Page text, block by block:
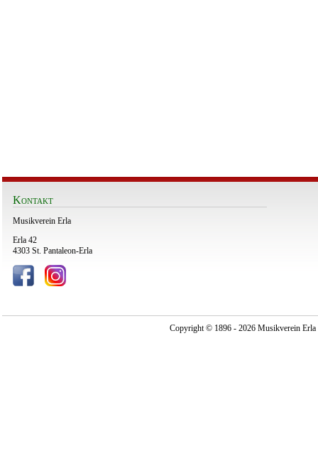
Kontakt
Musikverein Erla
Erla 42
4303 St. Pantaleon-Erla
Copyright © 1896 - 2026 Musikverein Erla